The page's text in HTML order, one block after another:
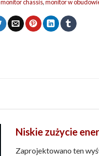
monitor chassis,monitor w
Niskie zużycie
Zaprojektowano ten